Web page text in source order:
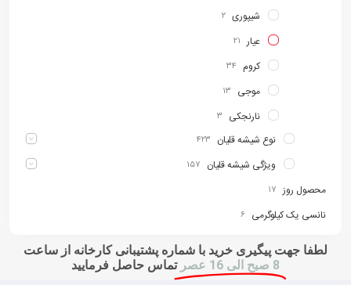
شیپوری ۲
عیار ۲۱
کروم ۳۴
موجی ۱۳
نارنجکی ۳
نوع شیشه قلیان ۴۲۳
ویژگی شیشه قلیان ۱۵۷
محصول روز ۱۷
نانسی یک کیلوگرمی ۶
لطفا جهت پیگیری خرید با شماره پشتیبانی کارخانه از ساعت
8 صبح الی 16 عصر
تماس حاصل فرمایید